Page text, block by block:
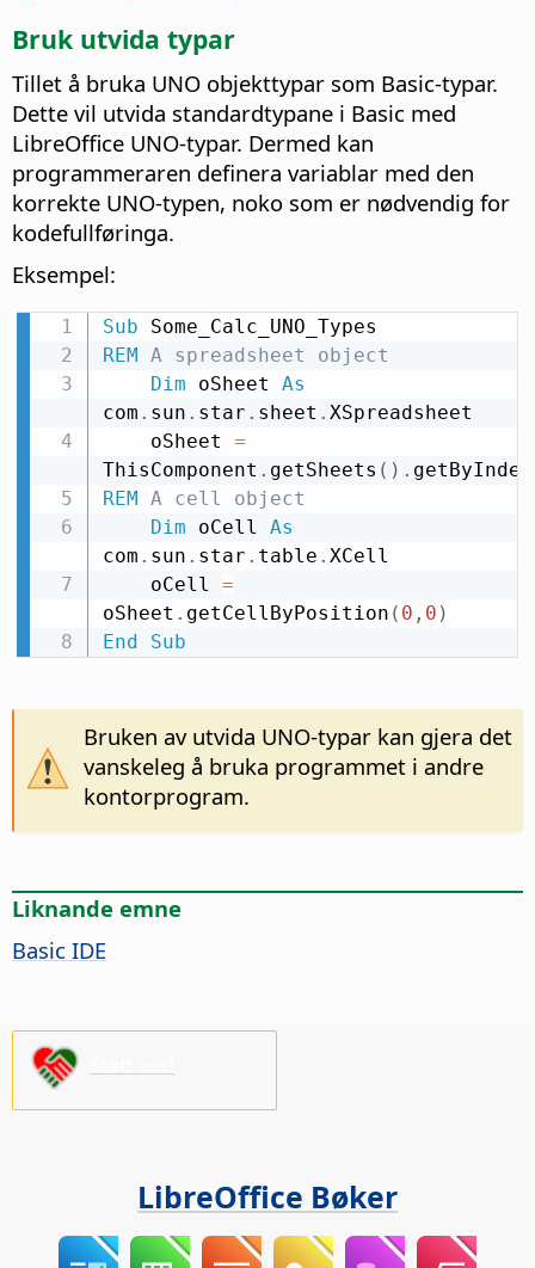
Bruk utvida typar
Tillet å bruka UNO objekttypar som Basic-typar.
Dette vil utvida standardtypane i Basic med
LibreOffice UNO-typar. Dermed kan
programmeraren definera variablar med den
korrekte UNO-typen, noko som er nødvendig for
kodefullføringa.
Eksempel:
Sub
REM A spreadsheet object
Dim oSheet As
com . sun . star . sheet . XSpreadsheet
    oSheet
=
ThisComponent . getSheets ( ) . getByIndex
REM A cell object
Dim oCell As
com . sun . star . table . XCell
    oCell
=
oSheet . getCellByPosition ( 0 , 0 )
End
Sub
Bruken av utvida UNO-typar kan gjera det
vanskeleg å bruka programmet i andre
kontorprogram.
Liknande emne
Basic IDE
LibreOffice Bøker